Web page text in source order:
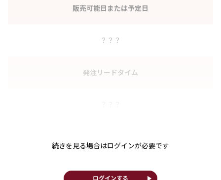
販売可能日または予定日
？？？
発注リードタイム
続きを見る場合はログインが必要です
ログインする